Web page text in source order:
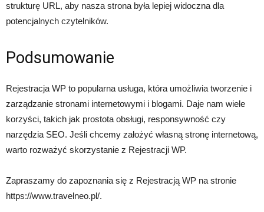
strukturę URL, aby nasza strona była lepiej widoczna dla
potencjalnych czytelników.
Podsumowanie
Rejestracja WP to popularna usługa, która umożliwia tworzenie i
zarządzanie stronami internetowymi i blogami. Daje nam wiele
korzyści, takich jak prostota obsługi, responsywność czy
narzędzia SEO. Jeśli chcemy założyć własną stronę internetową,
warto rozważyć skorzystanie z Rejestracji WP.
Zapraszamy do zapoznania się z Rejestracją WP na stronie
https://www.travelneo.pl/.